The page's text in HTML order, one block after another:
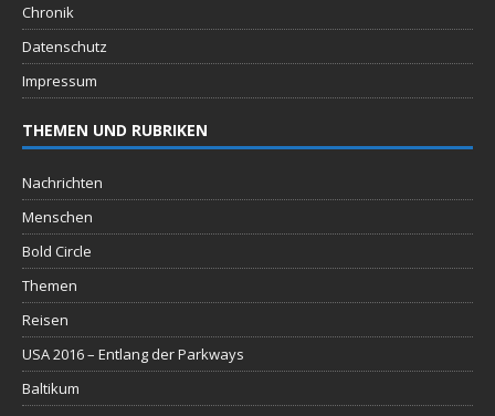
Chronik
Datenschutz
Impressum
THEMEN UND RUBRIKEN
Nachrichten
Menschen
Bold Circle
Themen
Reisen
USA 2016 – Entlang der Parkways
Baltikum